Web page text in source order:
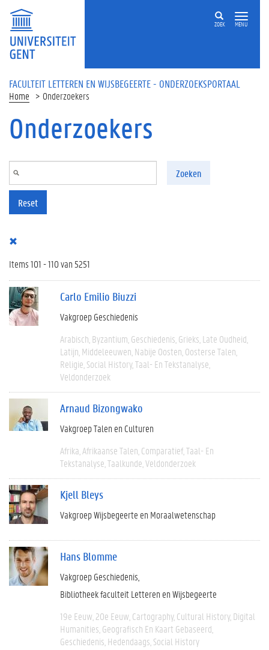
Overslaan en naar de inhoud gaan
ZOEK MENU
FACULTEIT LETTEREN EN WIJSBEGEERTE - ONDERZOEKSPORTAAL
Home Onderzoekers
Onderzoekers
Zoeken
Reset
Items 101 - 110 van 5251
Carlo Emilio Biuzzi
Vakgroep Geschiedenis
Arabisch Byzantium Geschiedenis Grieks Late Oudheid
Latijn Middeleeuwen Nabije Oosten Oosterse Talen
Religie Social History Taal- En Tekstanalyse
Veldonderzoek
Arnaud Bizongwako
Vakgroep Talen en Culturen
Afrika Afrikaanse Talen Comparatief Taal- En
Tekstanalyse Taalkunde Veldonderzoek
Kjell Bleys
Vakgroep Wijsbegeerte en Moraalwetenschap
Hans Blomme
Vakgroep Geschiedenis
Bibliotheek faculteit Letteren en Wijsbegeerte
19e Eeuw 20e Eeuw Cartography Cultural History Digital
Humanities Geografisch En Kaart Gebaseerd
Geschiedenis Hedendaags Social History